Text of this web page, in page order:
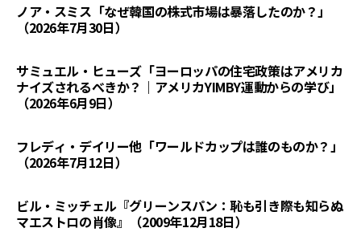
ノア・スミス「なぜ韓国の株式市場は暴落したのか？」
（2026年7月30日）
サミュエル・ヒューズ「ヨーロッパの住宅政策はアメリカ
ナイズされるべきか？｜アメリカYIMBY運動からの学び」
（2026年6月9日）
フレディ・デイリー他「ワールドカップは誰のものか？」
（2026年7月12日）
ビル・ミッチェル『グリーンスパン：恥も引き際も知らぬ
マエストロの肖像』（2009年12月18日）